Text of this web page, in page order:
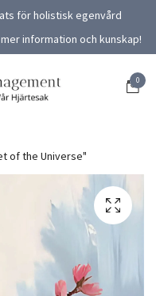
för holistisk egenvård
information och kunskap!
0
of the Universe"